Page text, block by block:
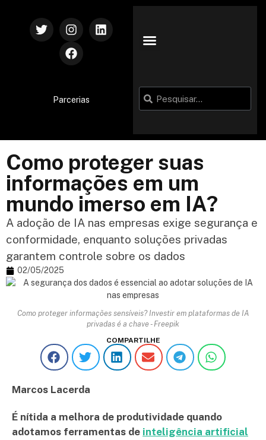
Parcerias
Como proteger suas
informações em um
mundo imerso em IA?
A adoção de IA nas empresas exige segurança e
conformidade, enquanto soluções privadas
garantem controle sobre os dados
02/05/2025
Como proteger informações sensíveis? Investir em plataformas de IA
privadas é a chave - Freepik
COMPARTILHE
Marcos Lacerda
É nítida a melhora de produtividade quando
adotamos ferramentas de inteligência artificial